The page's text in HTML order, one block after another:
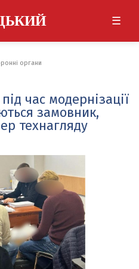
☰
органи
час модернізації
замовник,
технагляду